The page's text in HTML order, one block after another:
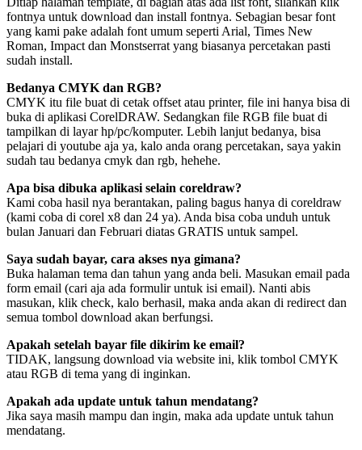
fontnya untuk download dan install fontnya. Sebagian besar font
yang kami pake adalah font umum seperti Arial, Times New
Roman, Impact dan Monstserrat yang biasanya percetakan pasti
sudah install.
Bedanya CMYK dan RGB?
CMYK itu file buat di cetak offset atau printer, file ini hanya bisa di
buka di aplikasi CorelDRAW. Sedangkan file RGB file buat di
tampilkan di layar hp/pc/komputer. Lebih lanjut bedanya, bisa
pelajari di youtube aja ya, kalo anda orang percetakan, saya yakin
sudah tau bedanya cmyk dan rgb, hehehe.
Apa bisa dibuka aplikasi selain coreldraw?
Kami coba hasil nya berantakan, paling bagus hanya di coreldraw
(kami coba di corel x8 dan 24 ya). Anda bisa coba unduh untuk
bulan Januari dan Februari diatas GRATIS untuk sampel.
Saya sudah bayar, cara akses nya gimana?
Buka halaman tema dan tahun yang anda beli. Masukan email pada
form email (cari aja ada formulir untuk isi email). Nanti abis
masukan, klik check, kalo berhasil, maka anda akan di redirect dan
semua tombol download akan berfungsi.
Apakah setelah bayar file dikirim ke email?
TIDAK, langsung download via website ini, klik tombol CMYK
atau RGB di tema yang di inginkan.
Apakah ada update untuk tahun mendatang?
Jika saya masih mampu dan ingin, maka ada update untuk tahun
mendatang.